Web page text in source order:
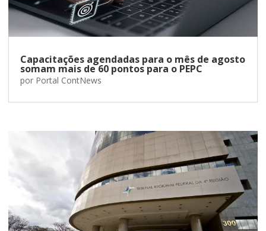
Capacitações agendadas para o mês de agosto
somam mais de 60 pontos para o PEPC
por Portal ContNews